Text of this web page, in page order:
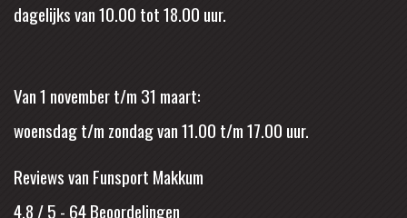
dagelijks van 10.00 tot 18.00 uur.
Van 1 november t/m 31 maart:
woensdag t/m zondag van 11.00 t/m 17.00 uur.
Reviews van Funsport Makkum
4.8 / 5 - 64Beoordelingen